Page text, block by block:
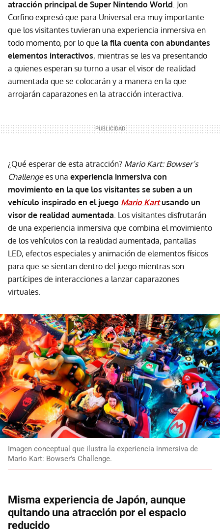
atracción principal de Super Nintendo World . Jon
Corfino expresó que para Universal era muy importante
que los visitantes tuvieran una experiencia inmersiva en
todo momento, por lo que la fila cuenta con abundantes
elementos interactivos, mientras se les va presentando
a quienes esperan su turno a usar el visor de realidad
aumentada que se colocarán y a manera en la que
arrojarán caparazones en la atracción interactiva.
¿Qué esperar de esta atracción? Mario Kart: Bowser’s
Challengees una experiencia inmersiva con
movimiento en la que los visitantes se suben a un
vehículo inspirado en el juego Mario Kart usando un
visor de realidad aumentada . Los visitantes disfrutarán
de una experiencia inmersiva que combina el movimiento
de los vehículos con la realidad aumentada, pantallas
LED, efectos especiales y animación de elementos físicos
para que se sientan dentro del juego mientras son
partícipes de interacciones a lanzar caparazones
virtuales.
Imagen conceptual que ilustra la experiencia inmersiva de
Mario Kart: Bowser's Challenge.
Misma experiencia de Japón, aunque
quitando una atracción por el espacio
reducido